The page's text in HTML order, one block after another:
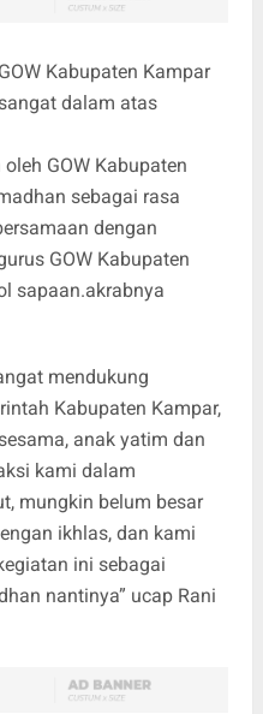
Kabupaten Kampar
dalam atas
GOW Kabupaten
sebagai rasa
dengan
GOW Kabupaten
sapaan.akrabnya
mendukung
Kabupaten Kampar,
anak yatim dan
kami dalam
mungkin belum besar
ikhlas, dan kami
ini sebagai
nantinya” ucap Rani